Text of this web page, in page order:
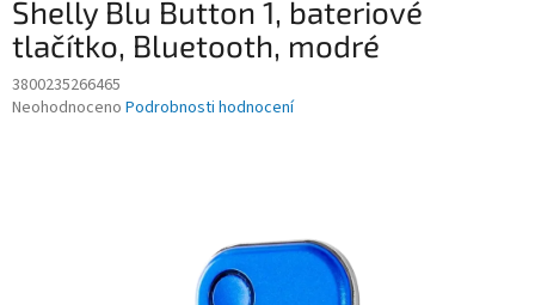
Shelly Blu Button 1, bateriové
tlačítko, Bluetooth, modré
3800235266465
Průměrné
Neohodnoceno Podrobnosti hodnocení